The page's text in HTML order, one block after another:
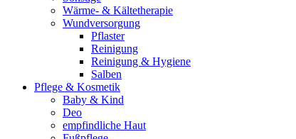
Wärme- & Kältetherapie
Wundversorgung
Pflaster
Reinigung
Reinigung & Hygiene
Salben
Pflege & Kosmetik
Baby & Kind
Deo
empfindliche Haut